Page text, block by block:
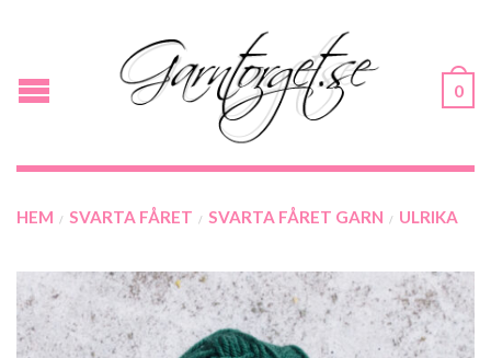
0
HEM / SVARTA FÅRET / SVARTA FÅRET GARN / ULRIKA